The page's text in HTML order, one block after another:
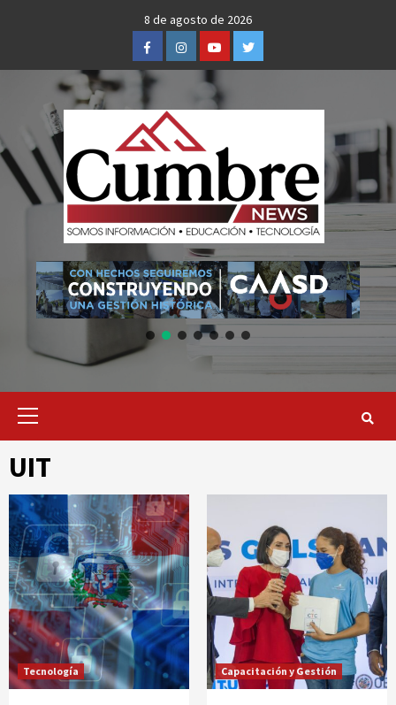
8 de agosto de 2026
FacebookInstagramYoutubeTwitter
Primary
UIT
Tecnología Capacitación y Gestión